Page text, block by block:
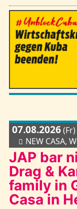
07.08.2026(Fr)
NEW CASA,
JAP bar
Drag &
family in
Casa in